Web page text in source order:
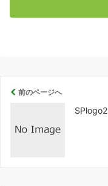
前のページへ
SPlogo2